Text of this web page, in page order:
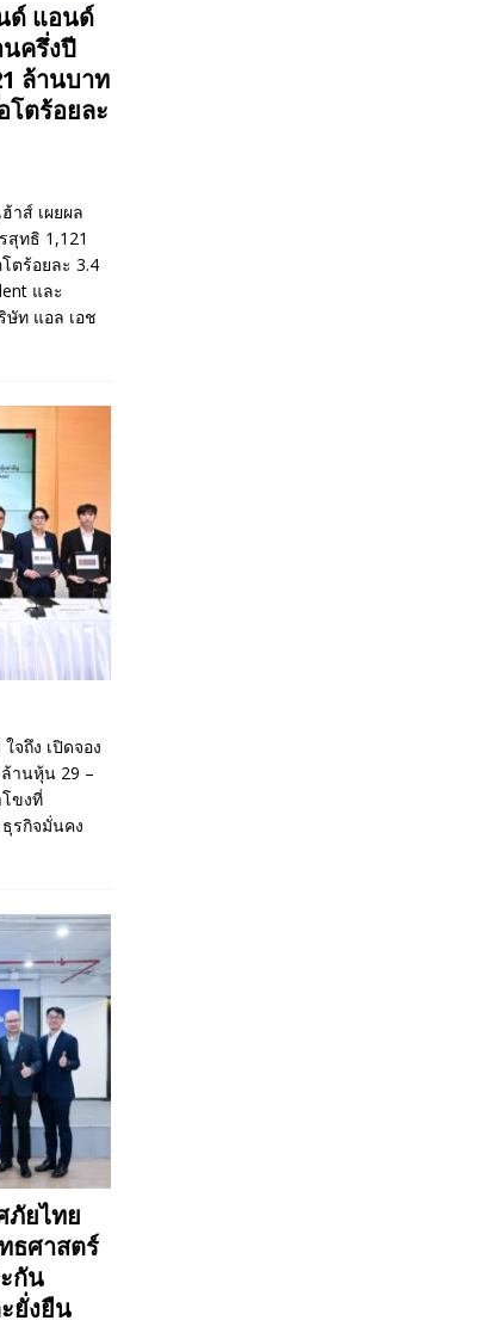
ด์ แอนด์
นครึ่งปี
ล้านบาท
โตร้อยละ
าส์ เผยผล
สุทธิ 1,121
ตร้อยละ 3.4
และ
ท แอล เอช
จถึง เปิดจอง
านหุ้น 29 –
ขงที่
รกิจมั่นคง
ภัยไทย
ธศาสตร์
กัน
ยั่งยืน